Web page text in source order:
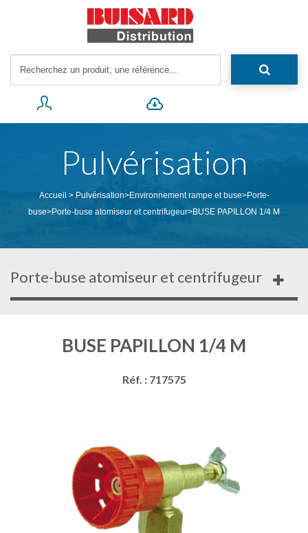
Pulvérisation
Accueil > Pulvérisation>Environnement rampe et buse>Porte-
buse>Porte-buse atomiseur et centrifugeur>BUSE PAPILLON 1/4 M
Porte-buse atomiseur et centrifugeur
BUSE PAPILLON 1/4 M
Réf. : 717575